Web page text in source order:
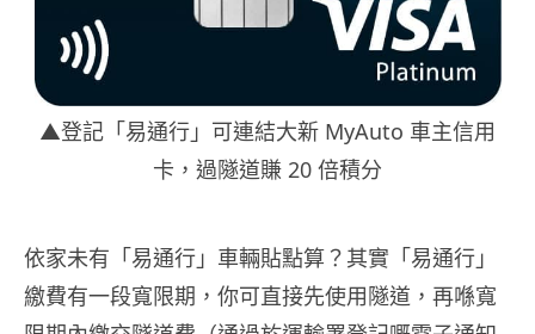
▲登記「易通行」可連結大新 MyAuto 車主信用
卡，過隧道賺 20 倍積分
依家未有「易通行」車輛貼點算？其實「易通行」
繳費有一段寬限期，你可直接先使用隧道，再喺寬